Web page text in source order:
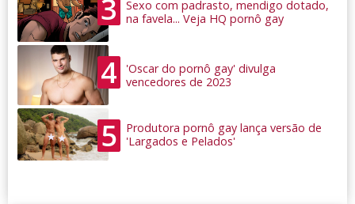
3
Sexo com padrasto, mendigo dotado,
na favela... Veja HQ pornô gay
4
'Oscar do pornô gay' divulga
vencedores de 2023
5
Produtora pornô gay lança versão de
'Largados e Pelados'